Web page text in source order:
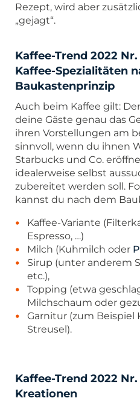
Rezept, wird aber
„gejagt“.
Kaffee-Trend 2022
Kaffee-Spezialitäten
Baukastenprinzip
Auch beim Kaffee gilt:
deine Gäste genau das
ihren Vorstellungen am
sinnvoll, wenn du ihnen
Starbucks und Co.
idealerweise selbst
zubereitet werden soll.
kannst du nach dem
Kaffee-Variante
Espresso, …)
Milch (Kuhmilch oder
Sirup (unter anderem
etc.),
Topping (etwa
Milchschaum oder
Garnitur (zum Beispiel
Streusel).
Kaffee-Trend 2022
Kreationen